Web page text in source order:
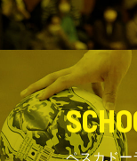
ペスカドー